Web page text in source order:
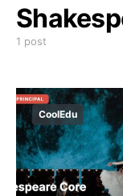
1 post
CoolEdu